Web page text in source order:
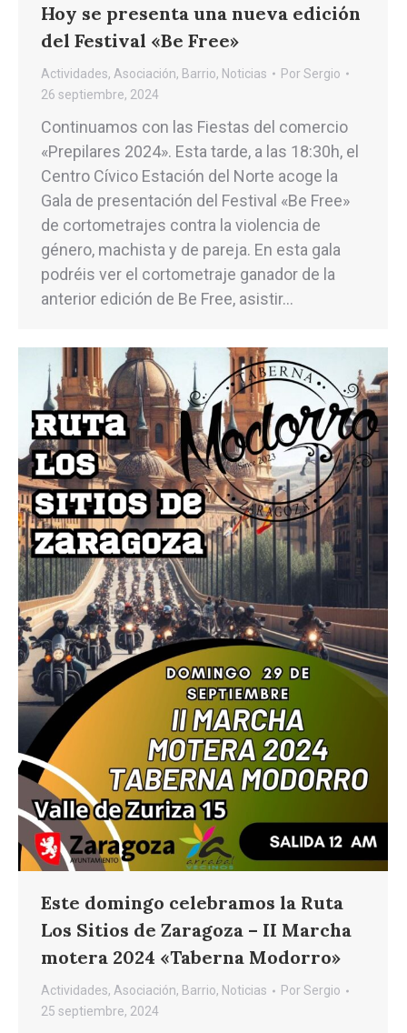
Hoy se presenta una nueva edición
del Festival «Be Free»
Actividades, Asociación, Barrio, Noticias PorSergio
26 septiembre, 2024
Continuamos con las Fiestas del comercio
«Prepilares 2024». Esta tarde, a las 18:30h, el
Centro Cívico Estación del Norte acoge la
Gala de presentación del Festival «Be Free»
de cortometrajes contra la violencia de
género, machista y de pareja. En esta gala
podréis ver el cortometraje ganador de la
anterior edición de Be Free, asistir…
Este domingo celebramos la Ruta
Los Sitios de Zaragoza – II Marcha
motera 2024 «Taberna Modorro»
Actividades, Asociación, Barrio, Noticias PorSergio
25 septiembre, 2024